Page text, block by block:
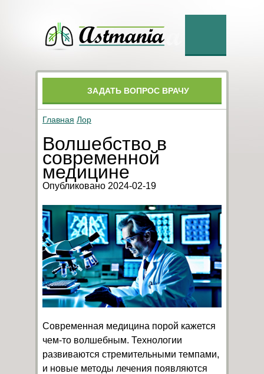
ЗАДАТЬ ВОПРОС ВРАЧУ
Главная Лор
Волшебство в
современной
медицине
Опубликовано 2024-02-19
Современная медицина порой кажется
чем-то волшебным. Технологии
развиваются стремительными темпами,
и новые методы лечения появляются